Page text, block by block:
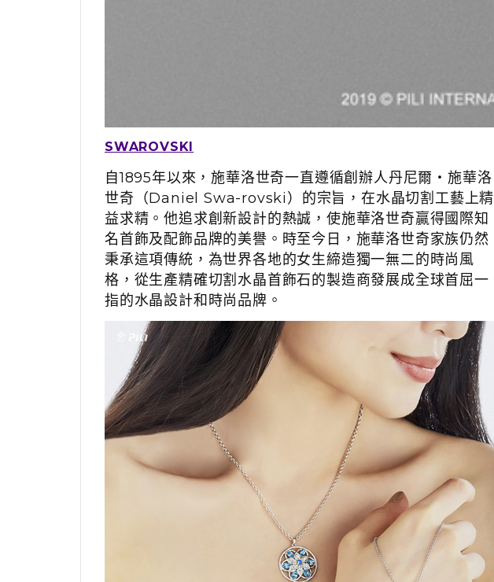
SWAROVSKI
自1895年以來，施華洛世奇一直遵循創辦人丹尼爾‧施華洛
世奇（Daniel Swa-rovski）的宗旨，在水晶切割工藝上精
益求精。他追求創新設計的熱誠，使施華洛世奇贏得國際知
名首飾及配飾品牌的美譽。時至今日，施華洛世奇家族仍然
秉承這項傳統，為世界各地的女生締造獨一無二的時尚風
格，從生產精確切割水晶首飾石的製造商發展成全球首屈一
指的水晶設計和時尚品牌。